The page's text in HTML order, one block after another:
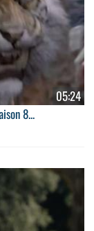
05:24
8...